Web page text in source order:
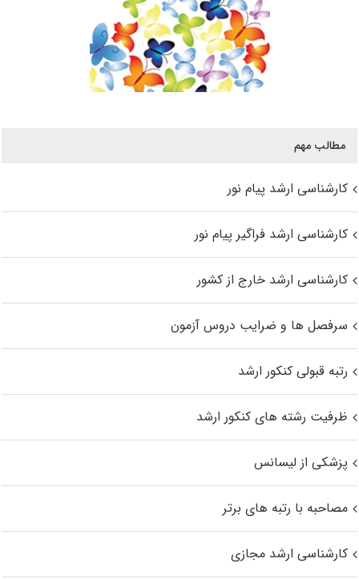
مطالب مهم
کارشناسی ارشد پیام نور
کارشناسی ارشد فراگیر پیام نور
کارشناسی ارشد خارج از کشور
سرفصل ها و ضرایب دروس آزمون
رتبه قبولی کنکور ارشد
ظرفیت رشته های کنکور ارشد
پزشکی از لیسانس
مصاحبه با رتبه های برتر
کارشناسی ارشد مجازی